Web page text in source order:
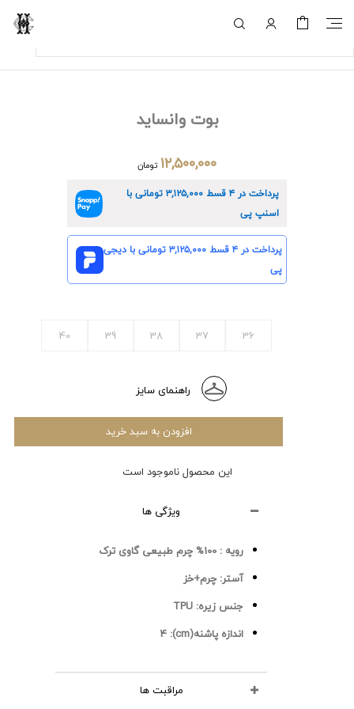
بوت وانساید
۱۲,۵۰۰,۰۰۰ تومان
پرداخت در ۴ قسط ۳,۱۲۵,۰۰۰تومانی با
اسنپ پی
پرداخت در ۴ قسط ۳,۱۲۵,۰۰۰تومانی با دیجی
پی
36
37
38
39
40
راهنمای سایز
افزودن به سبد خرید
این محصول ناموجود است
ویژگی ها
رویه : 100% چرم طبیعی گاوی ترک
آستر: چرم+خز
جنس زیره: TPU
اندازه پاشنه(cm):
4
مراقبت ها